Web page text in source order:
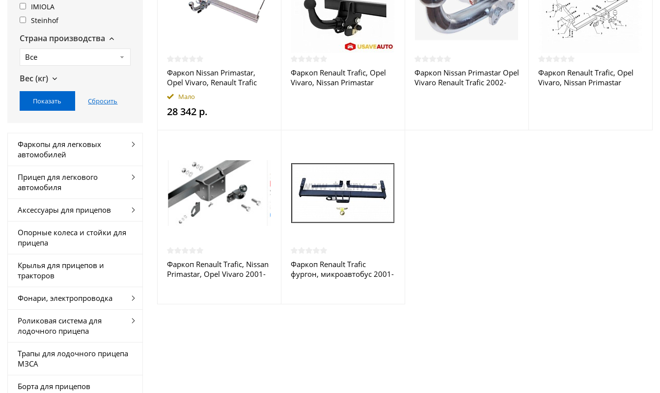
IMIOLA
Steinhof
Страна производства
Все
Вес (кг)
Фаркопы для легковых
автомобилей
Прицеп для легкового
автомобиля
Аксессуары для прицепов
Опорные колеса и стойки для
прицепа
Крылья для прицепов и
тракторов
Фонари, электропроводка
Роликовая система для
лодочного прицепа
Трапы для лодочного прицепа
МЗСА
Борта для прицепов
Фаркоп Nissan Primastar,
Opel Vivaro, Renault Trafic
2002-2014 - N048C GALIA
купить в Москве
Мало
28 342 р.
Фаркоп Renault Trafic, Opel
Vivaro, Nissan Primastar
Фаркоп Nissan Primastar Opel
Vivaro Renault Trafic 2002-
Фаркоп Renault Trafic, Opel
Vivaro, Nissan Primastar
Фаркоп Renault Trafic, Nissan
Primastar, Opel Vivaro 2001-
Фаркоп Renault Trafic
фургон, микроавтобус 2001-